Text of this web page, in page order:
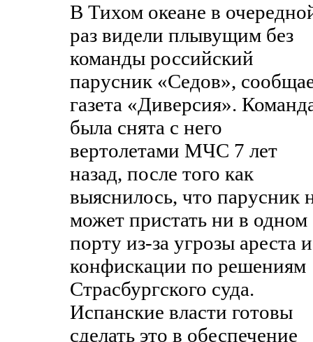
В Тихом океане в
раз видели плывущим без
команды российский
парусник «Седов»,
газета «Диверсия».
была снята с него
вертолетами МЧС 7 лет
назад, после того как
выяснилось, что парусник
может пристать ни в одном
порту из-за угрозы ареста и
конфискации по решениям
Страсбургского суда.
Испанские власти готовы
сделать это в обеспечение